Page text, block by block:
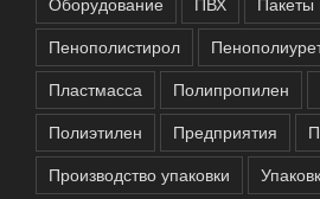
Пенополистирол
Пластмасса
Полипропилен
Полиэтилен
Предприятия
Производство упаковки